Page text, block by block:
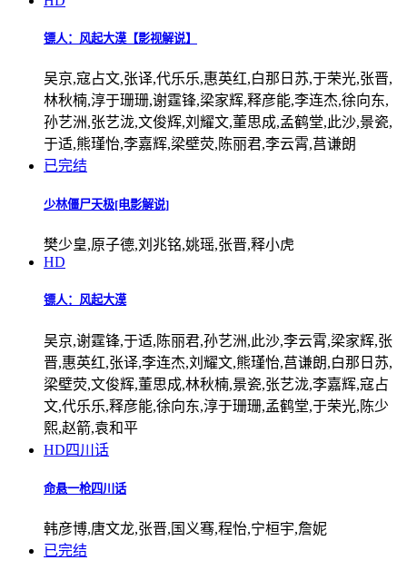
镖人：风起大漠【影视解说】
吴京,寇占文,张译,代乐乐,惠英红,白那日苏,于荣光,张晋,
林秋楠,淳于珊珊,谢霆锋,梁家辉,释彦能,李连杰,徐向东,
孙艺洲,张艺泷,文俊辉,刘耀文,董思成,孟鹤堂,此沙,景瓷,
于适,熊瑾怡,李嘉辉,梁壁荧,陈丽君,李云霄,莒谦朗
已完结
少林僵尸天极[电影解说]
樊少皇,原子德,刘兆铭,姚瑶,张晋,释小虎
HD
镖人：风起大漠
吴京,谢霆锋,于适,陈丽君,孙艺洲,此沙,李云霄,梁家辉,张
晋,惠英红,张译,李连杰,刘耀文,熊瑾怡,莒谦朗,白那日苏,
梁壁荧,文俊辉,董思成,林秋楠,景瓷,张艺泷,李嘉辉,寇占
文,代乐乐,释彦能,徐向东,淳于珊珊,孟鹤堂,于荣光,陈少
熙,赵箭,袁和平
HD四川话
命悬一枪四川话
韩彦博,唐文龙,张晋,国义骞,程怡,宁桓宇,詹妮
已完结